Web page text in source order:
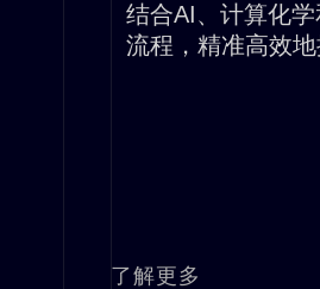
结合AI、计算化
流程，精准高效地
了解更多